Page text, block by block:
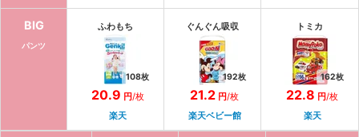
BIG
パンツ
ふわもち
108枚
20.9 円/枚
楽天
ぐんぐん吸収
192枚
21.2 円/枚
楽天ベビー館
トミカ
162枚
22.8 円/枚
楽天